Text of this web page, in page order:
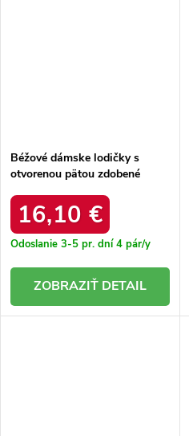
Béžové dámske lodičky s
otvorenou pätou zdobené
BEIGE
16,10 €
Odoslanie 3-5 pr. dní4 pár/y
DETAIL